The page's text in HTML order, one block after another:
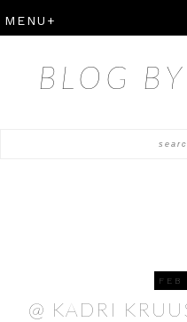
BLOG
FEB
@ KADRI